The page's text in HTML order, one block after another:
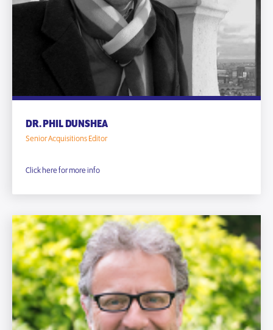
DR. PHIL DUNSHEA
Senior Acquisitions Editor
Click here for more info